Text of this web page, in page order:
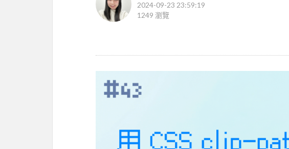
2024-09-23 23:59:19
1249 瀏覽